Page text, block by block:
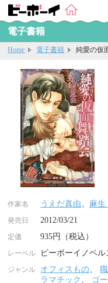
電子書籍
Home 電子書籍 純愛の仮
作家名 うえだ真由、 麻生
発売日 2012/03/21
定価 935円（税込）
レーベル ビーボーイノベル
ジャンル オフィスもの、
ラマチック 、 ゴ